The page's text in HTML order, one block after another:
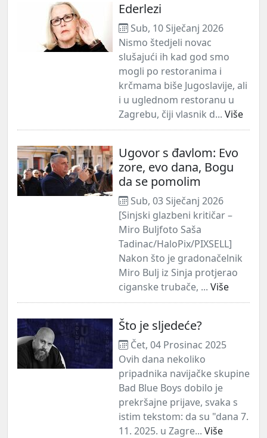
Ederlezi
Sub, 10 Siječanj 2026
Nismo štedjeli novac
slušajući ih kad god smo
mogli po restoranima i
krčmama biše Jugoslavije, ali
i u uglednom restoranu u
Zagrebu, čiji vlasnik d... Više
Ugovor s đavlom: Evo
zore, evo dana, Bogu
da se pomolim
Sub, 03 Siječanj 2026
[Sinjski glazbeni kritičar –
Miro Buljfoto Saša
Tadinac/HaloPix/PIXSELL]
Nakon što je gradonačelnik
Miro Bulj iz Sinja protjerao
ciganske trubače, ... Više
Što je sljedeće?
Čet, 04 Prosinac 2025
Ovih dana nekoliko
pripadnika navijačke skupine
Bad Blue Boys dobilo je
prekršajne prijave, svaka s
istim tekstom: da su "dana 7.
11. 2025. u Zagre... Više